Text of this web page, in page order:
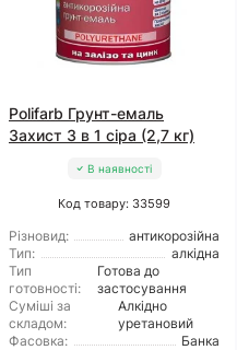
Polifarb Грунт-емаль
Захист 3 в 1 сіра (2,7 кг)
В наявності
Код товару: 33599
Різновид:
антикорозійна
Тип:
алкідна
Тип
готовності:
Готова до
застосування
Суміші за
складом:
Алкідно
уретановий
Фасовка:
Банка